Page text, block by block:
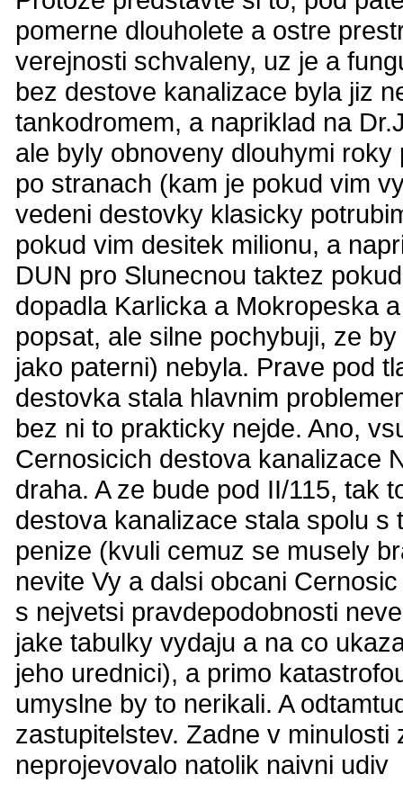
pomerne dlouholete a ostre
verejnosti schvaleny, uz je a
bez destove kanalizace byla jiz
tankodromem, a napriklad na
ale byly obnoveny dlouhymi
po stranach (kam je pokud vim
vedeni destovky klasicky
pokud vim desitek milionu, a
DUN pro Slunecnou taktez
dopadla Karlicka a Mokropeska
popsat, ale silne pochybuji, ze
jako paterni) nebyla. Prave pod
destovka stala hlavnim
bez ni to prakticky nejde. Ano,
Cernosicich destova kanalizace
draha. A ze bude pod II/115, tak
destova kanalizace stala spolu
penize (kvuli cemuz se musely
nevite Vy a dalsi obcani
s nejvetsi pravdepodobnosti
jake tabulky vydaju a na co
jeho urednici), a primo
umyslne by to nerikali. A
zastupitelstev. Zadne v
neprojevovalo natolik naivni udiv